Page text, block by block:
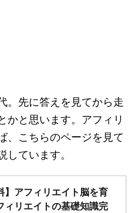
。先に答えを見てから走
かと思います。アフィリ
、こちらのページを見て
しています。
】アフィリエイト脳を育
ィリエイトの基礎知識完